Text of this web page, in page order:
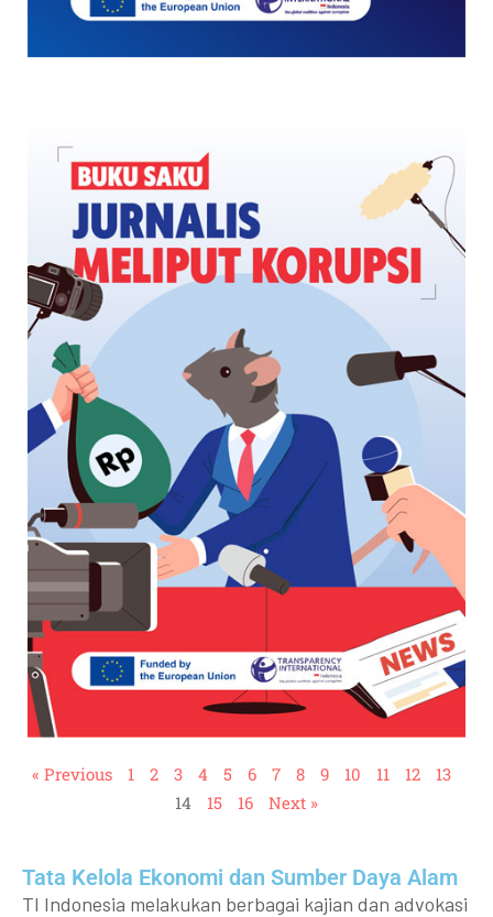
« Previous 1 2 3 4 5 6 7 8 9 10 11 12
13
14
15 16 Next »
Tata Kelola Ekonomi dan Sumber Daya Alam
TI Indonesia melakukan berbagai kajian dan advokasi